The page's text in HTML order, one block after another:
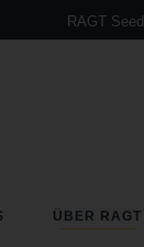
– So
RAGT
ÜBER RAGT